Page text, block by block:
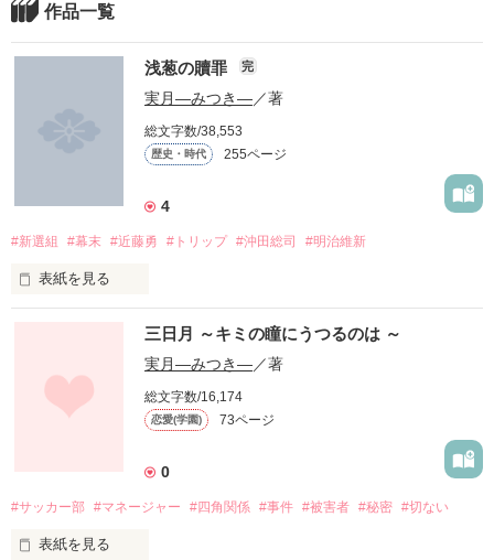
作品一覧
浅葱の贖罪 完
実月―みつき―／著
総文字数/38,553
歴史・時代 255ページ
4
#新選組 #幕末 #近藤勇 #トリップ #沖田総司 #明治維新
表紙を見る
近藤勇はなぜ、最期に諦めたのか、それを作者の見解で展開し
ていきます。
何とか完成することが出来ました。
読者さんの数は多いとは言えませんが、
それでも、私の作品を読んで下さったことに感謝します(*^▽^)/
三日月 ～キミの瞳にうつるのは ～
実月―みつき―／著
総文字数/16,174
恋愛(学園) 73ページ
0
#サッカー部 #マネージャー #四角関係 #事件 #被害者 #秘密 #切ない
表紙を見る